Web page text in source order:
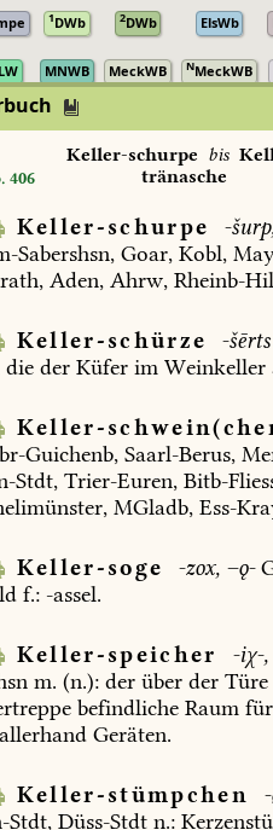
1DWb 2DWb ElsWb
MNWB MeckWB NMeckWB
406
Keller-schurpe bis
tränasche
Keller-schurpe
-
Sabershsn, Goar, Kobl,
, Aden, Ahrw, Rheinb-
Keller-schürze -šērts
die der Küfer im Weinkeller
Keller-
Guichenb, Saarl-Berus,
Stdt, Trier-Euren, Bitb-
, MGladb, Ess-
Keller-soge -zox, –ǫ-
f.: -assel.
Keller-speicher -iχ-,
m. (n.): der über der Türe
befindliche Raum für
allerhand Geräten.
Keller-stümpchen
Stdt, Düss-Stdt n.: